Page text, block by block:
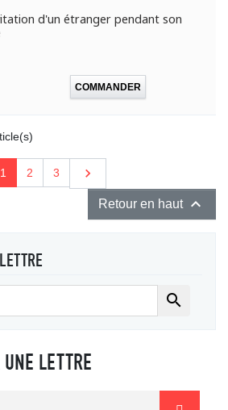
d'un étranger pendant son
COMMANDER
1 2 3 Suivant

Retour en haut 

UNE LETTRE